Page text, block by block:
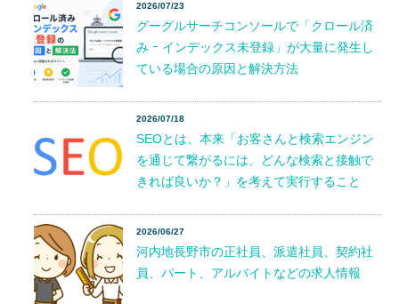
2026/07/23
グーグルサーチコンソールで「クロール済
み ｰ インデックス未登録」が大量に発生し
ている場合の原因と解決方法
2026/07/18
SEOとは、本来「お客さんと検索エンジン
を通じて繋がるには、どんな検索と接触で
きれば良いか？」を考えて実行すること
2026/06/27
河内地長野市の正社員、派遣社員、契約社
員、パート、アルバイトなどの求人情報